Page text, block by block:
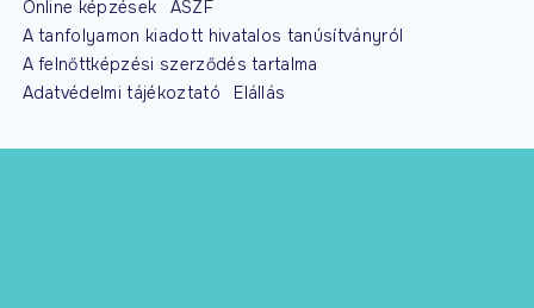
Online képzések
ÁSZF
A tanfolyamon kiadott hivatalos tanúsítványról
A felnőttképzési szerződés tartalma
Adatvédelmi tájékoztató
Elállás